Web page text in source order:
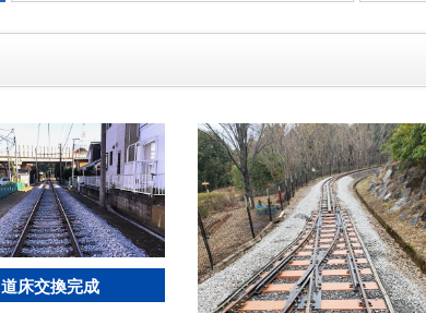
道床交換完成